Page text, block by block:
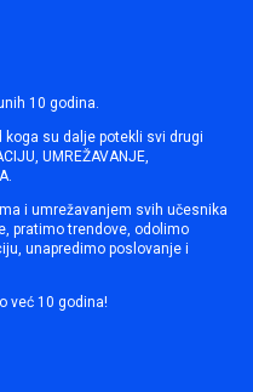
10 godina.
su dalje potekli svi drugi
UMREŽAVANJE,
i umrežavanjem svih učesnika
pratimo trendove, odolimo
unapredimo poslovanje i
već 10 godina!